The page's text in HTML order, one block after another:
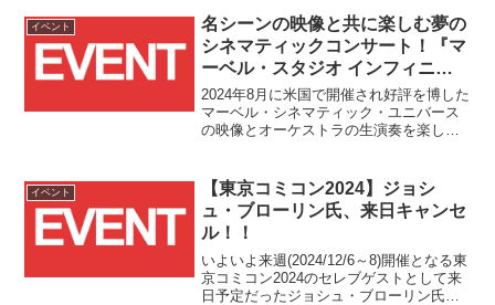
イベント
名シーンの映像と共に楽しむ夢の
シネマティックコンサート！『マ
ーベル・スタジオ インフィニテ
ィ・サーガ コンサート・エクス
ペリエンス』日本上陸！！
2024年8月に米国で開催され好評を博した
マーベル・シネマティック・ユニバース
の映像とオーケストラの生演奏を楽しむ
スペリエンス』が2025年6月、遂に日本上
陸です！！
イベント
【東京コミコン2024】ジョシ
ュ・ブローリン氏、来日キャンセ
ル！！
いよいよ来週(2024/12/6～8)開催となる東
京コミコン2024のセレブゲストとして来
日予定だったジョシュ・ブローリン氏の